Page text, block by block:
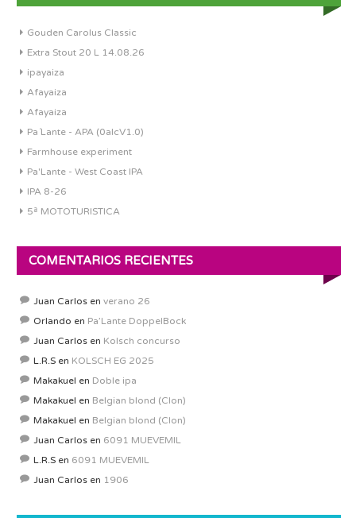
Gouden Carolus Classic
Extra Stout 20 L 14.08.26
ipayaiza
Afayaiza
Afayaiza
Pa´Lante - APA (0alcV1.0)
Farmhouse experiment
Pa'Lante - West Coast IPA
IPA 8-26
5ª MOTOTURISTICA
COMENTARIOS RECIENTES
Juan Carlos en verano 26
Orlando en Pa’Lante DoppelBock
Juan Carlos en Kolsch concurso
L.R.S en KOLSCH EG 2025
Makakuel en Doble ipa
Makakuel en Belgian blond (Clon)
Makakuel en Belgian blond (Clon)
Juan Carlos en 6091 MUEVEMIL
L.R.S en 6091 MUEVEMIL
Juan Carlos en 1906